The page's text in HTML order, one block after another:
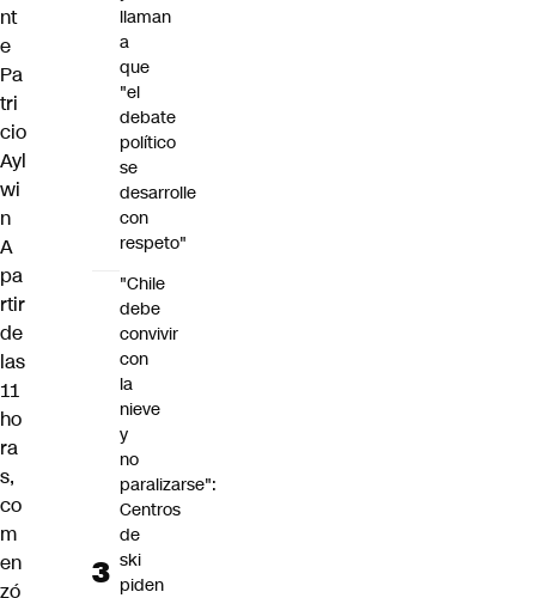
nt
e
Pa
tri
cio
Ayl
wi
n
A
pa
rtir
de
las
11
ho
ra
s,
co
m
en
zó
llaman
a
que
"el
debate
político
se
desarrolle
con
respeto"
"Chile
debe
convivir
con
la
nieve
y
no
paralizarse":
Centros
de
ski
piden